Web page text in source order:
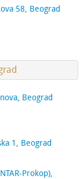
58, Beograd
Beograd
1, Beograd
Prokop),